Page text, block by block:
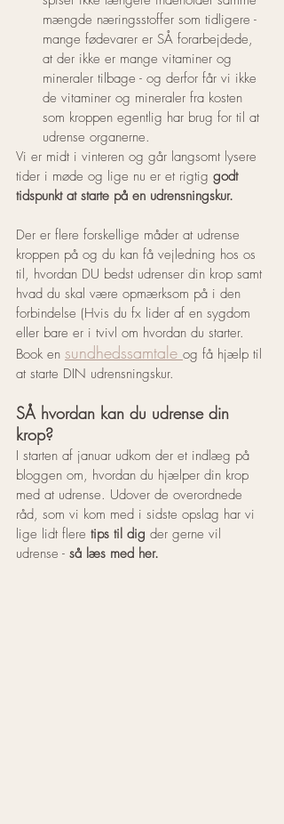
mængde næringsstoffer som tidligere -
mange fødevarer er SÅ forarbejdede,
at der ikke er mange vitaminer og
mineraler tilbage - og derfor får vi ikke
de vitaminer og mineraler fra kosten
som kroppen egentlig har brug for til at
udrense organerne.
Vi er midt i vinteren og går langsomt lysere
tider i møde og lige nu er et rigtig godt
tidspunkt at starte på en udrensningskur.
Der er flere forskellige måder at udrense
kroppen på og du kan få vejledning hos os
til, hvordan DU bedst udrenser din krop samt
hvad du skal være opmærksom på i den
forbindelse (Hvis du fx lider af en sygdom
eller bare er i tvivl om hvordan du starter.
Book en sundhedssamtale og få hjælp til
at starte DIN udrensningskur.
SÅ hvordan kan du udrense din
krop?
I starten af januar udkom der et indlæg på
bloggen om, hvordan du hjælper din krop
med at udrense. Udover de overordnede
råd, som vi kom med i sidste opslag har vi
lige lidt flere tips til dig der gerne vil
udrense - så læs med her.